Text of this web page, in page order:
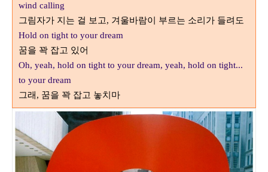
wind calling
그림자가 지는 걸 보고, 겨울바람이 부르는 소리가 들려도
Hold on tight to your dream
꿈을 꽉 잡고 있어
Oh, yeah, hold on tight to your dream, yeah, hold on tight...
to your dream
그래, 꿈을 꽉 잡고 놓치마